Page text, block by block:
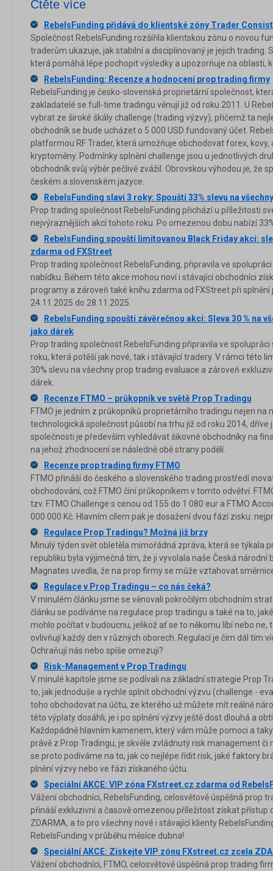
Čtěte více
RebelsFunding přidává do klientské zóny Trader
Společnost RebelsFunding rozšířila klientskou zónu o novou
traderům ukazuje, jak stabilní a disciplinovaný je jejich trading.
která pomáhá lépe pochopit výsledky a upozorňuje na oblasti,
RebelsFunding: Recenze a hodnocení prop trading firmy
RebelsFunding je česko-slovenská proprietární společnost,
zakladatelé se full-time tradingu věnují již od roku 2011. U
vybrat ze široké škály challenge (trading výzvy), přičemž ta
obchodník se bude ucházet o 5 000 USD fundovaný účet.
platformou RF Trader, která umožňuje obchodovat forex, kovy,
kryptoměny. Podmínky splnění challenge jsou u jednotlivých
obchodník svůj výběr pečlivě zvážil. Obrovskou výhodou je, že
českém a slovenském jazyce.
RebelsFunding slaví 3 roky: Spouští 33% slevu na
Prop trading společnost RebelsFunding přichází u příležitosti
nejvýraznějších akcí tohoto roku. Po omezenou dobu nabízí
RebelsFunding spouští limitovanou Black Friday akci:
zdarma od FXStreet
Prop trading společnost RebelsFunding, připravila ve
nabídku. Během této akce mohou noví i stávající obchodníci
programy a zároveň také knihu zdarma od FXStreet při
24.11.2025 do 28.11.2025.
RebelsFunding spouští závěrečnou akci: Sleva 30 % na
jako dárek
Prop trading společnost RebelsFunding připravila ve
roku, která potěší jak nové, tak i stávající tradery. V rámci této
30% slevu na všechny prop trading evaluace a zároveň
dárek.
Recenze FTMO – průkopník ve světě Prop Tradingu
FTMO je jedním z průkopníků proprietárního tradingu nejen na
technologická společnost působí na trhu již od roku 2014, dříve
společnosti je především vyhledávat šikovné obchodníky na
na jehož zhodnocení se následně obě strany podělí.
Recenze prop trading firmy FTMO
FTMO přináší do českého a slovenského trading prostředí
obchodování, což FTMO činí průkopníkem v tomto odvětví.
tzv. FTMO Challenge s cenou od 155 do 1 080 eur a FTMO
000 000 Kč. Hlavním cílem pak je dosažení dvou fází zisku:
Regulace Prop Tradingu? Možná již brzy
Minulý týden svět obletěla mimořádná zpráva, která se týkala
republiku byla výjimečná tím, že ji vyvolala naše Česká národní
Magnates uvedla, že na prop firmy se může vztahovat
Regulace v Prop Tradingu – co nás čeká?
V minulém článku jsme se věnovali pokročilým obchodním
článku se podíváme na regulace prop tradingu a také na to,
mohlo počítat v budoucnu, jelikož ať se to někomu líbí nebo ne,
ovlivňují každý den v různých oborech. Regulací je čím dál tím
Ochraňují nás nebo spíše omezují?
Risk-Management v Prop Tradingu
V minulé kapitole jsme se podívali na základní strategie Prop
to, jak jednoduše a rychle splnit obchodní výzvu (challenge -
toho obchodovat na účtu, ze kterého už můžete mít reálně
této výplaty dosáhli, je i po splnění výzvy ještě dost dlouhá a
Každopádně hlavním kamenem, který vám může pomoci a
právě z Prop Tradingu, je skvěle zvládnutý risk management
se proto podíváme na to, jak co nejlépe řídit risk, jaké faktory
plnění výzvy nebo ve fázi získaného účtu.
Speciální AKCE: VIP zóna FXstreet.cz zdarma od
Vážení obchodníci, RebelsFunding, celosvětově úspěšná prop
přináší exkluzivní a časově omezenou příležitost získat přístup
ZDARMA, a to pro všechny nové i stávající klienty
RebelsFunding v průběhu měsíce dubna!
Speciální AKCE: Získejte VIP zónu FXstreet.cz zcela
Vážení obchodníci, FTMO, celosvětově úspěšná prop trading